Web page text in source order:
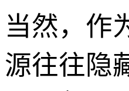
当然，作
源往往隐